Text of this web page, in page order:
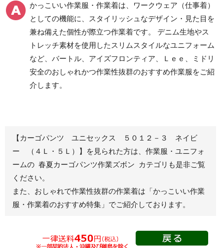
ツ
クリーンウェアワーク
パンツ
レディース作業着
ブルゾン
ジャンパー
秋冬長袖
スモック
春夏半袖
シャツ
かっこいい作業服・作業着は、ワークウェア（仕事着）
としての機能に、スタイリッシュなデザイン・見た目を
兼ね備えた個性が際立つ作業着です。 デニム生地やス
トレッチ素材を使用したスリムスタイルなユニフォーム
など、バートル、アイズフロンティア、Ｌｅｅ、ミドリ
安全のおしゃれかつ作業性抜群のおすすめ作業服をご紹
介します。
【カーゴパンツ ユニセックス ５０１２－３ ネイビ
ー （４Ｌ・５Ｌ）】を見られた方は、作業服・ユニフォ
ームの 春夏カーゴパンツ作業ズボン カテゴリも是非ご覧
ください。
また、おしゃれで作業性抜群の作業着は 「かっこいい作業
服・作業着のおすすめ特集」 でご紹介しております。